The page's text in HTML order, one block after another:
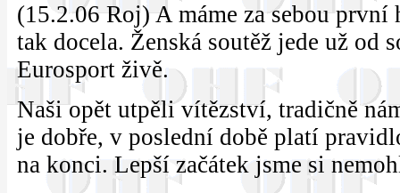
(15.2.06 Roj) A máme za sebou
tak docela. Ženská soutěž jede už od
Eurosport živě.
Naši opět utpěli vítězství, tradičně
je dobře, v poslední době platí
na konci. Lepší začátek jsme si